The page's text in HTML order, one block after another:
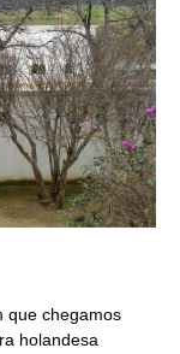
que chegamos
holandesa